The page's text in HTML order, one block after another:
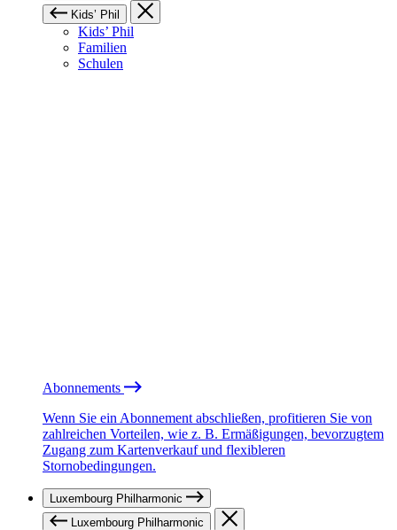
Kids’ Phil
Kids’ Phil
Familien
Schulen
Abonnements
Wenn Sie ein Abonnement abschließen, profitieren Sie von
zahlreichen Vorteilen, wie z. B. Ermäßigungen, bevorzugtem
Zugang zum Kartenverkauf und flexibleren
Stornobedingungen.
Luxembourg Philharmonic
Luxembourg Philharmonic